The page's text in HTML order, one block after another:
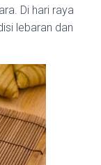
Di hari raya
lebaran dan